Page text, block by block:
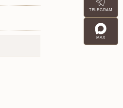
TELEGRAM
MAX